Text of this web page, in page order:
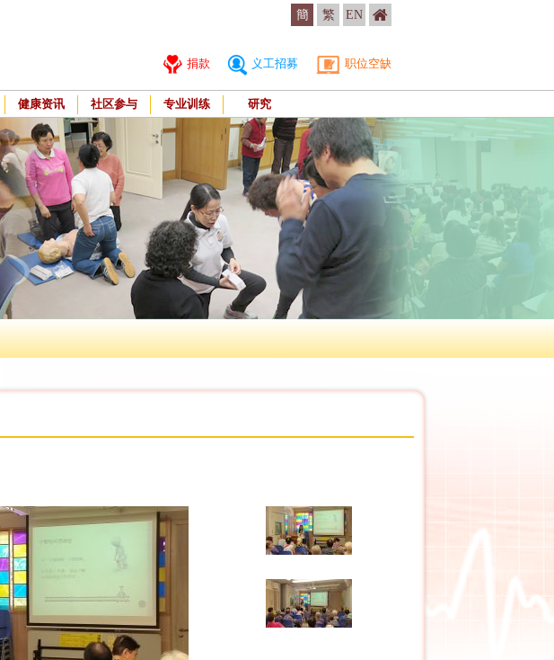
簡 繁 EN
捐款 义工招募 职位空缺
健康资讯 社区参与 专业训练 研究